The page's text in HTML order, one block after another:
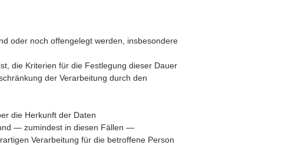
oder noch offengelegt werden, insbesondere
die Kriterien für die Festlegung dieser Dauer
der Verarbeitung durch den
die Herkunft der Daten
— zumindest in diesen Fällen —
Verarbeitung für die betroffene Person